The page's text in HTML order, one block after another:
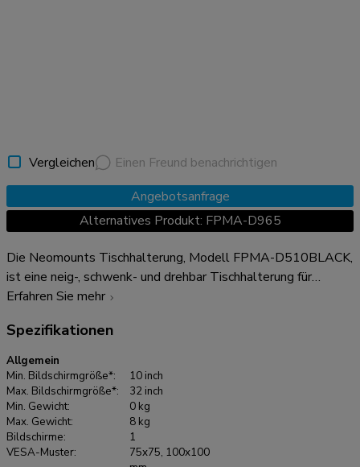
Vergleichen
Einen Freund benachrichtigen
Angebotsanfrage
Alternatives Produkt: FPMA-D965
Die Neomounts Tischhalterung, Modell FPMA-D510BLACK,
ist eine neig-, schwenk- und drehbar Tischhalterung für
Flachbildschirme bis 32". Diese Halterung ist eine gute Wahl
einer Tischklemme oder Tischplattenbohrung. Neomounts
neig- (90°), dreh- (360°) und schwenkbare (180°)
Technologie ermöglicht es die Halterung auf jeden
Betrachtungswinkel zu ändern, um vollumfänglich von den
Möglichkeiten des Flachbildschirms zu profitieren. Eine
einzigartige Kabeführung verdeckt und führt Kabel von der
Halterung zum Flachbildschirm. Verstecken Sie Ihre Kabel um
Erfahren Sie mehr
Spezifikationen
Allgemein
Min. Bildschirmgröße*:
10 inch
Max. Bildschirmgröße*:
32 inch
Min. Gewicht:
0 kg
Max. Gewicht:
8 kg
Bildschirme:
1
VESA-Muster:
75x75, 100x100